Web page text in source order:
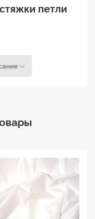
петли
к черному
фиксацией.
петлю через
не окажется на